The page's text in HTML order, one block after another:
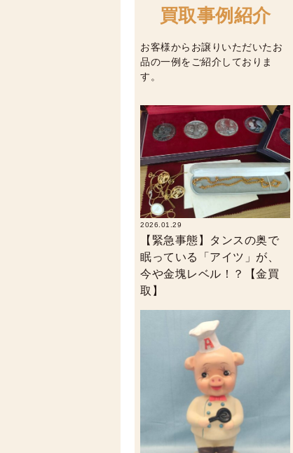
買取事例紹介
お客様からお譲りいただいたお
品の一例をご紹介しておりま
す。
2026.01.29
【緊急事態】タンスの奥で
眠っている「アイツ」が、
今や金塊レベル！？【金買
取】